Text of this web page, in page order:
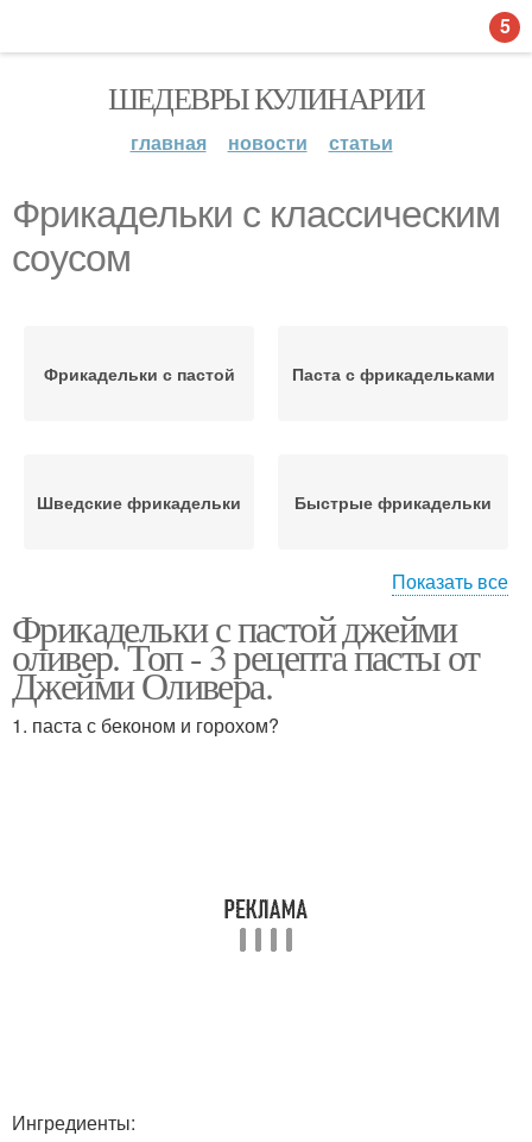
ШЕДЕВРЫ КУЛИНАРИИ
главная новости статьи
Фрикадельки с классическим
соусом
Фрикадельки с пастой Паста с фрикадельками
Шведские фрикадельки Быстрые фрикадельки
томатным соусом
Суп с фрикадельками
Показать все
Фрикадельки с пастой джейми
оливер. Топ - 3 рецепта пасты от
Джейми Оливера.
1. паста с беконом и горохом?
Ингредиенты:
5